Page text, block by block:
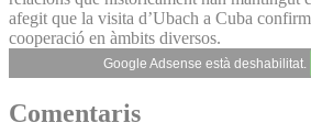
afegit que la visita d’Ubach a Cuba
cooperació en àmbits diversos.
Google Adsense està deshabilitat.
Comentaris